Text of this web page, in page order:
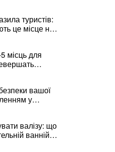
туристів:
це місце на
місць для
вашої
у
валізу: що
ванній